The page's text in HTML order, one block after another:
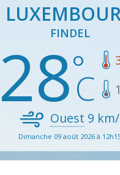
FINDEL
28
Ouest 9
Dimanche 09 août 2026 à